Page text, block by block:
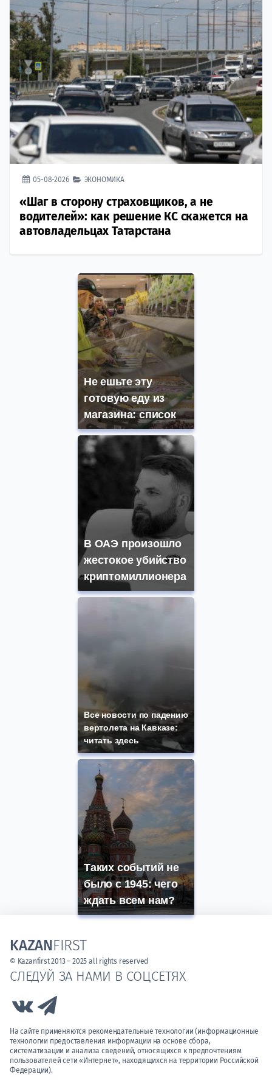
05-08-2026 ЭКОНОМИКА
«Шаг в сторону страховщиков, а не
водителей»: как решение КС скажется на
автовладельцах Татарстана
Не ешьте эту
готовую еду из
магазина: список
В ОАЭ произошло
жестокое убийство
криптомиллионера
Все новости по падению
вертолета на Кавказе:
читать здесь
Таких событий не
было с 1945: чего
ждать всем нам?
СЛЕДУЙ ЗА НАМИ В СОЦСЕТЯХ
Link to Vk
На сайте применяются рекомендательные технологии (информационные
технологии предоставления информации на основе сбора,
систематизации и анализа сведений, относящихся к предпочтениям
пользователей сети «Интернет», находящихся на территории Российской
Федерации).
KAZANFIRST
© Kazanfirst 2013 – 2025 all rights reserved